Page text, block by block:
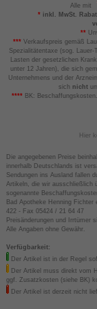
Alle mit
*inkl. MwSt.
**
*** Verkaufspreis gemäß
Spezialitätentaxe (sog.
Lasten der gesetzlichen
unter 12 Jahren), die sich
Unternehmens und der
sich nicht
****BK:
Hier
Die angegebenen Preise
innerhalb Deutschlands ist
Sendungen ins Ausland fallen
Artikeln, die wir ausschließlich
sogenannte
Bad Apotheke Henning
422 - Fax 05424 / 21 64 47
Preisänderungen und Irrtümer
Alle Angaben ohne Gewähr.
Verfügbarkeit:
Der Artikel ist in der Regel
Der Artikel muss direkt vom
ggf. Zusatzkosten (siehe BK)
Der Artikel ist derzeit nicht